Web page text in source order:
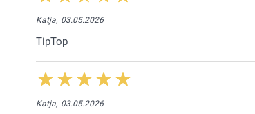
Katja, 03.05.2026
TipTop
Katja, 03.05.2026